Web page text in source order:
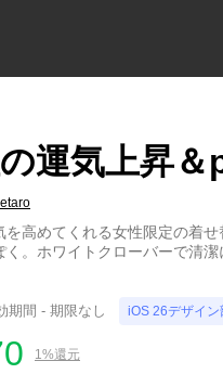
運気上昇
を高めてくれる女性限定の着
く。ホワイトクローバーで清
期間 - 期限なし iOS 26デザイン
1%還元